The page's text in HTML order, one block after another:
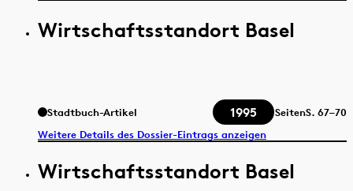
Wirtschaftsstandort Basel
Stadtbuch-Artikel 1995 SeitenS. 67–70
Weitere Details des Dossier-Eintrags anzeigen
Wirtschaftsstandort Basel